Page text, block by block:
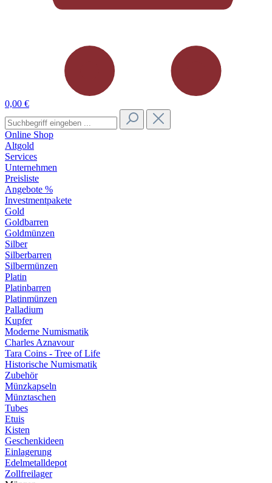
0,00 €
Online Shop
Altgold
Services
Unternehmen
Preisliste
Angebote %
Investmentpakete
Gold
Goldbarren
Goldmünzen
Silber
Silberbarren
Silbermünzen
Platin
Platinbarren
Platinmünzen
Palladium
Kupfer
Moderne Numismatik
Charles Aznavour
Tara Coins - Tree of Life
Historische Numismatik
Zubehör
Münzkapseln
Münztaschen
Tubes
Etuis
Kisten
Geschenkideen
Einlagerung
Edelmetalldepot
Zollfreilager